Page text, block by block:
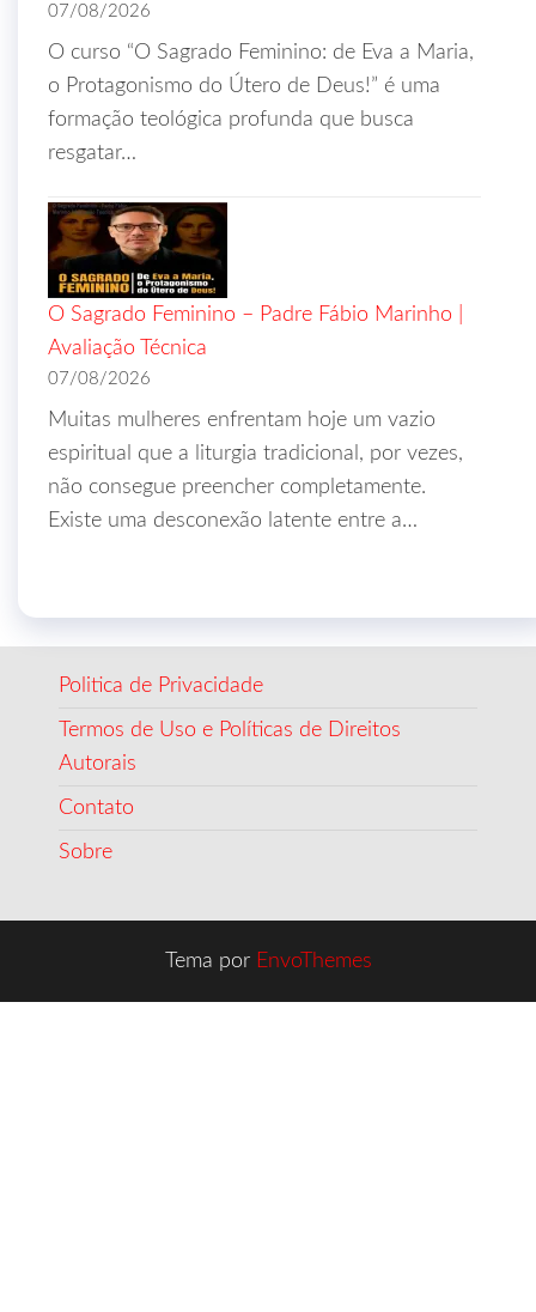
07/08/2026
O curso “O Sagrado Feminino: de Eva a Maria,
o Protagonismo do Útero de Deus!” é uma
formação teológica profunda que busca
resgatar…
O Sagrado Feminino – Padre Fábio Marinho |
Avaliação Técnica
07/08/2026
Muitas mulheres enfrentam hoje um vazio
espiritual que a liturgia tradicional, por vezes,
não consegue preencher completamente.
Existe uma desconexão latente entre a…
Politica de Privacidade
Termos de Uso e Políticas de Direitos
Autorais
Contato
Sobre
Tema por EnvoThemes